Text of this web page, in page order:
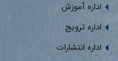
اداره آموزش
اداره ترویج
اداره انتشارات